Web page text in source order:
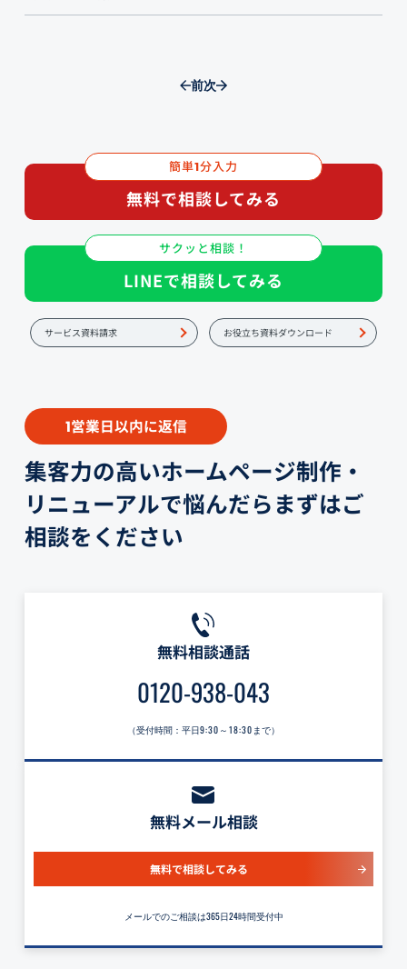
前次
簡単1分入力
無料で相談してみる
サクッと相談！
LINEで相談してみる
サービス資料請求 お役立ち資料ダウンロード
1営業日以内に返信
集客力の高いホームページ制作・
リニューアルで悩んだらまずはご
相談をください
無料相談通話
0120-938-043
（受付時間：平日9:30～18:30 まで）
無料メール相談
無料で相談してみる
メールでのご相談は365日24時間受付中